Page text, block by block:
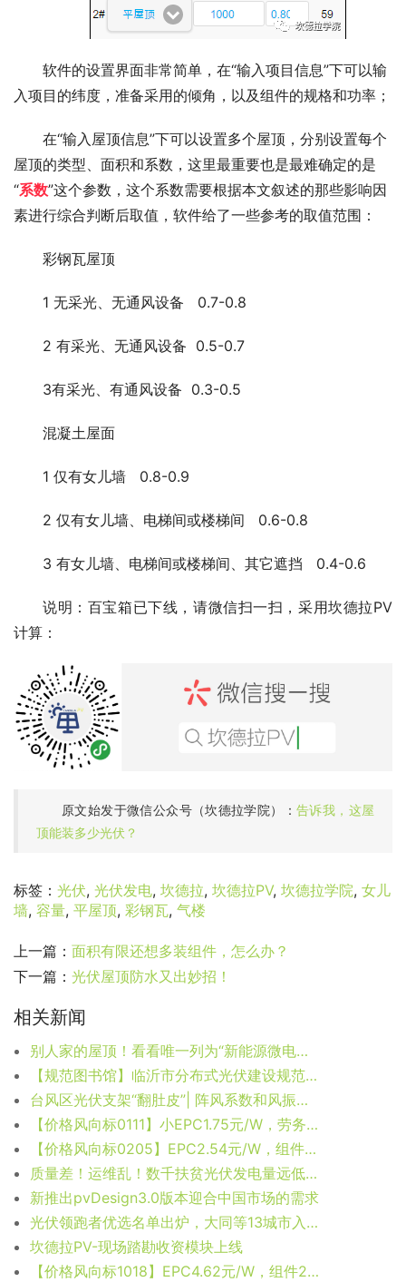
软件的设置界面非常简单，在“输入项目信息”下可以输
入项目的纬度，准备采用的倾角，以及组件的规格和功率；
在“输入屋顶信息”下可以设置多个屋顶，分别设置每个
屋顶的类型、面积和系数，这里最重要也是最难确定的是
“系数”这个参数，这个系数需要根据本文叙述的那些影响因
素进行综合判断后取值，软件给了一些参考的取值范围：
彩钢瓦屋顶
1 无采光、无通风设备 0.7-0.8
2 有采光、无通风设备 0.5-0.7
3有采光、有通风设备 0.3-0.5
混凝土屋面
1 仅有女儿墙 0.8-0.9
2 仅有女儿墙、电梯间或楼梯间 0.6-0.8
3 有女儿墙、电梯间或楼梯间、其它遮挡 0.4-0.6
说明：百宝箱已下线，请微信扫一扫，采用坎德拉PV
计算：
原文始发于微信公众号（坎德拉学院）：告诉我，这屋
顶能装多少光伏？
标签： 光伏, 光伏发电, 坎德拉, 坎德拉PV, 坎德拉学院, 女儿
墙, 容量, 平屋顶, 彩钢瓦, 气楼
上一篇： 面积有限还想多装组件，怎么办？
下一篇： 光伏屋顶防水又出妙招！
相关新闻
别人家的屋顶！看看唯一列为“新能源微电网示范项目”的高校（附视频）
【规范图书馆】临沂市分布式光伏建设规范（试行）
台风区光伏支架“翻肚皮”| 阵风系数和风振系数取1.0？大错特错！
【价格风向标0111】小EPC1.75元/W，劳务派遣9.42万元/人/年，近期光伏设备、运维、EPC等价格信息
【价格风向标0205】EPC2.54元/W，组件0.692元/W，近期光伏设备、EPC、监理等价格信息
质量差！运维乱！数千扶贫光伏发电量远低于预期！国务院扶贫办发文通报
新推出pvDesign3.0版本迎合中国市场的需求
光伏领跑者优选名单出炉，大同等13城市入围
坎德拉PV-现场踏勘收资模块上线
【价格风向标1018】EPC4.62元/W，组件2.1元/W，近期光伏设备、监理、EPC等价格信息